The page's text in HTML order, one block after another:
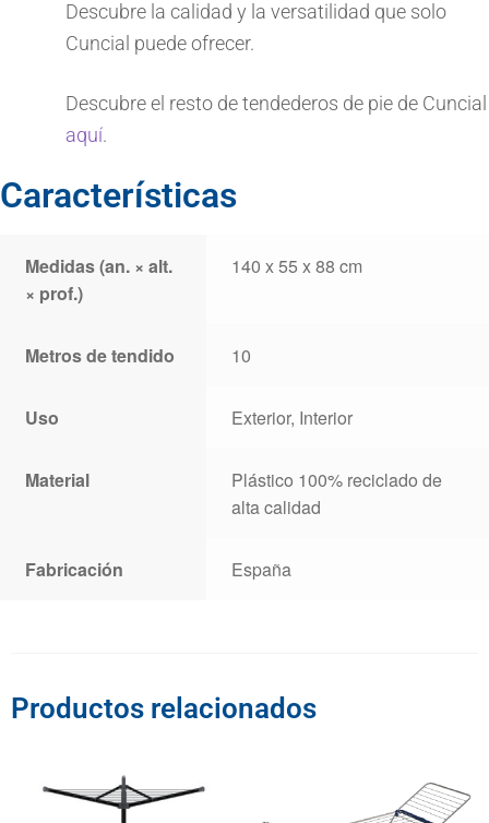
Características
Medidas (an. × alt.
× prof.)
140 x 55 x 88 cm
Metros de tendido 10
Uso Exterior, Interior
Material
Plástico 100% reciclado de
alta calidad
Fabricación España
Descubre la calidad y la versatilidad que solo
Cuncial puede ofrecer.
Descubre el resto de tendederos de pie de Cuncial
aquí.
Productos relacionados